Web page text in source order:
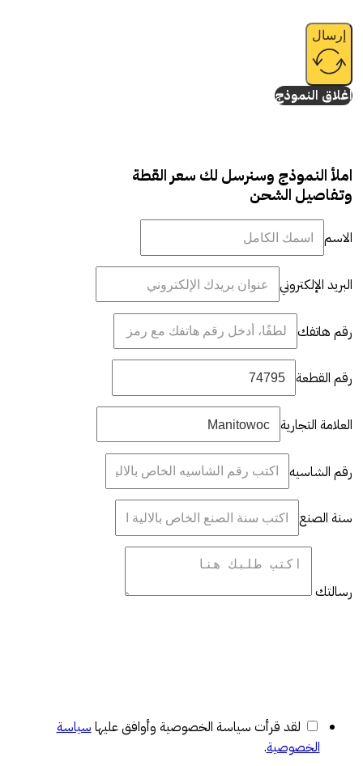
إرسال
إغلاق النموذج
املأ النموذج وسنرسل لك سعر القطة
وتفاصيل الشحن
الاسم
البريد الإلكتروني
رقم هاتفك
رقم القطعة
العلامة التجارية
رقم الشاسيه
سنة الصنع
رسالتك
لقد قرأت سياسة الخصوصية وأوافق عليها سياسة
الخصوصية.